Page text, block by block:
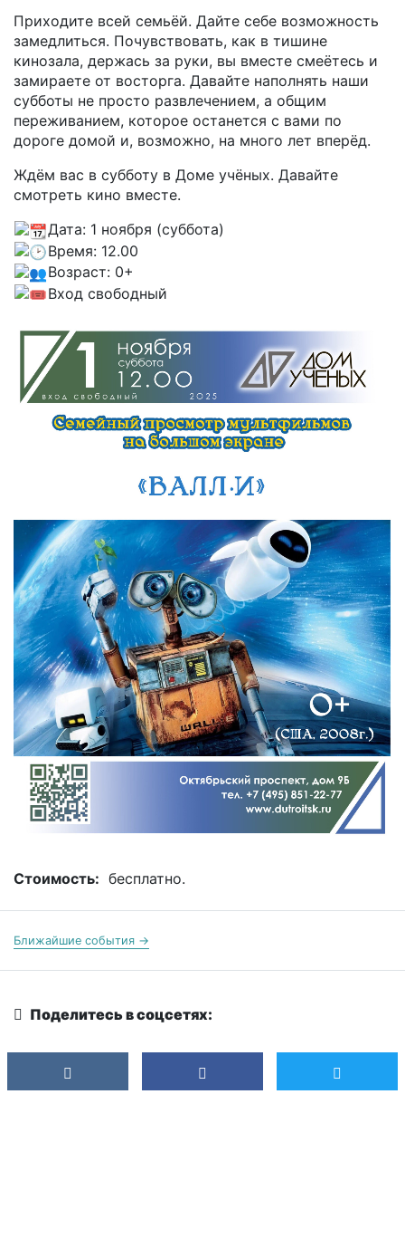
Приходите всей семьёй. Дайте себе возможность
замедлиться. Почувствовать, как в тишине
кинозала, держась за руки, вы вместе смеётесь и
замираете от восторга. Давайте наполнять наши
субботы не просто развлечением, а общим
переживанием, которое останется с вами по
дороге домой и, возможно, на много лет вперёд.
Ждём вас в субботу в Доме учёных. Давайте
смотреть кино вместе.
Дата: 1 ноября (суббота)
Время: 12.00
Возраст: 0+
Вход свободный
Стоимость: бесплатно.
Ближайшие события →
Поделитесь в соцсетях: